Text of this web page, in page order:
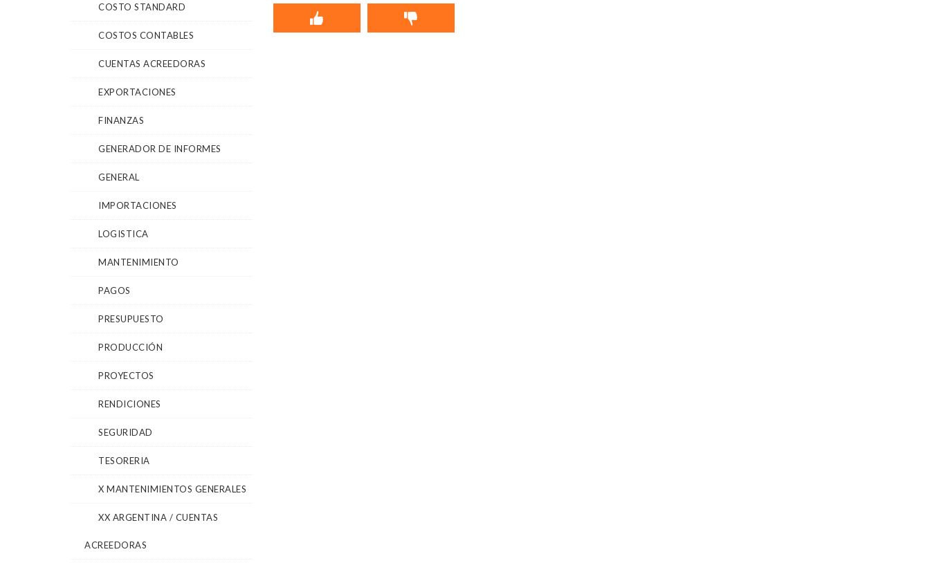
COSTO STANDARD
COSTOS CONTABLES
CUENTAS ACREEDORAS
EXPORTACIONES
FINANZAS
GENERADOR DE INFORMES
GENERAL
IMPORTACIONES
LOGISTICA
MANTENIMIENTO
PAGOS
PRESUPUESTO
PRODUCCIÓN
PROYECTOS
RENDICIONES
SEGURIDAD
TESORERIA
X MANTENIMIENTOS GENERALES
XX ARGENTINA / CUENTAS
ACREEDORAS